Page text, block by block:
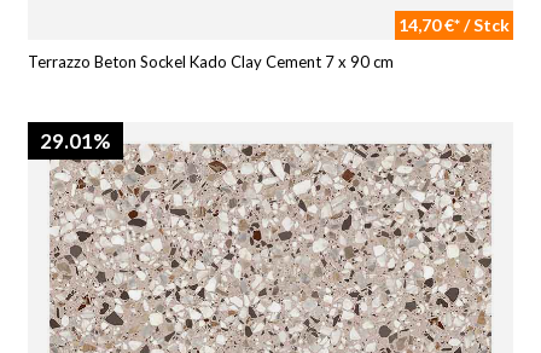
14,70 €* / Stck
Terrazzo Beton Sockel Kado Clay Cement 7 x 90 cm
29.01%